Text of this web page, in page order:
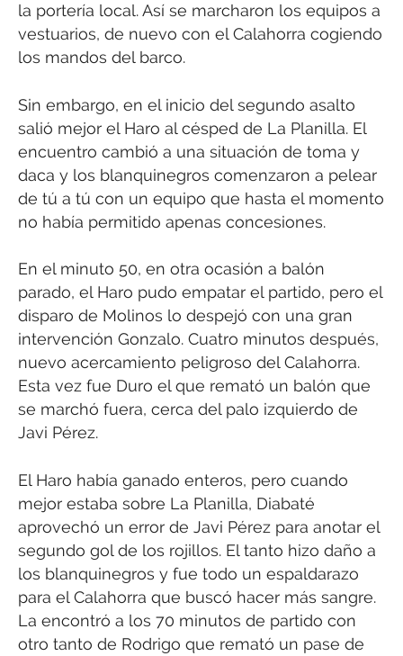
la portería local. Así se marcharon los equipos a
vestuarios, de nuevo con el Calahorra cogiendo
los mandos del barco.
Sin embargo, en el inicio del segundo asalto
salió mejor el Haro al césped de La Planilla. El
encuentro cambió a una situación de toma y
daca y los blanquinegros comenzaron a pelear
de tú a tú con un equipo que hasta el momento
no había permitido apenas concesiones.
En el minuto 50, en otra ocasión a balón
parado, el Haro pudo empatar el partido, pero el
disparo de Molinos lo despejó con una gran
intervención Gonzalo. Cuatro minutos después,
nuevo acercamiento peligroso del Calahorra.
Esta vez fue Duro el que remató un balón que
se marchó fuera, cerca del palo izquierdo de
Javi Pérez.
El Haro había ganado enteros, pero cuando
mejor estaba sobre La Planilla, Diabaté
aprovechó un error de Javi Pérez para anotar el
segundo gol de los rojillos. El tanto hizo daño a
los blanquinegros y fue todo un espaldarazo
para el Calahorra que buscó hacer más sangre.
La encontró a los 70 minutos de partido con
otro tanto de Rodrigo que remató un pase de